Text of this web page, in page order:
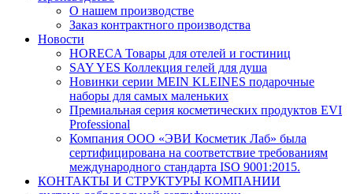
О нашем производстве
Заказ контрактного производства
Новости
HORECA Товары для отелей и гостиниц
SAY YES Коллекция гелей для душа
Новинки серии MEIN KLEINES подарочные
наборы для самых маленьких
Премиальная серия косметических продуктов EVI
Professional
Компания ООО «ЭВИ Косметик Лаб» была
сертифицирована на соответствие требованиям
международного стандарта ISO 9001:2015.
КОНТАКТЫ И СТРУКТУРЫ КОМПАНИИ